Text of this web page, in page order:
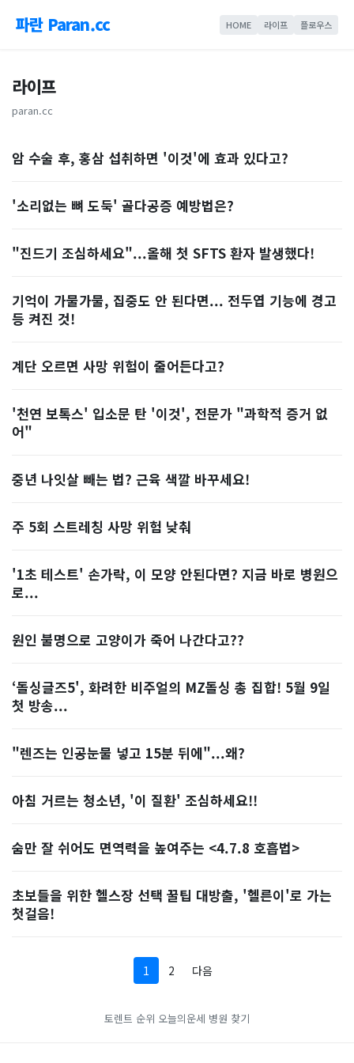
파란 Paran.cc HOME 라이프 플로우스
라이프
paran.cc
암 수술 후, 홍삼 섭취하면 '이것'에 효과 있다고?
'소리없는 뼈 도둑' 골다공증 예방법은?
"진드기 조심하세요"...올해 첫 SFTS 환자 발생했다!
기억이 가물가물, 집중도 안 된다면... 전두엽 기능에 경고
등 켜진 것!
계단 오르면 사망 위험이 줄어든다고?
'천연 보톡스' 입소문 탄 '이것', 전문가 "과학적 증거 없
어"
중년 나잇살 빼는 법? 근육 색깔 바꾸세요!
주 5회 스트레칭 사망 위험 낮춰
'1초 테스트' 손가락, 이 모양 안된다면? 지금 바로 병원으
로...
원인 불명으로 고양이가 죽어 나간다고??
‘돌싱글즈5', 화려한 비주얼의 MZ돌싱 총 집합! 5월 9일
첫 방송...
"렌즈는 인공눈물 넣고 15분 뒤에"...왜?
아침 거르는 청소년, '이 질환' 조심하세요!!
숨만 잘 쉬어도 면역력을 높여주는 <4.7.8 호흡법>
초보들을 위한 헬스장 선택 꿀팁 대방출, '헬른이'로 가는
첫걸음!
1 2 다음
토렌트 순위 오늘의운세 병원 찾기